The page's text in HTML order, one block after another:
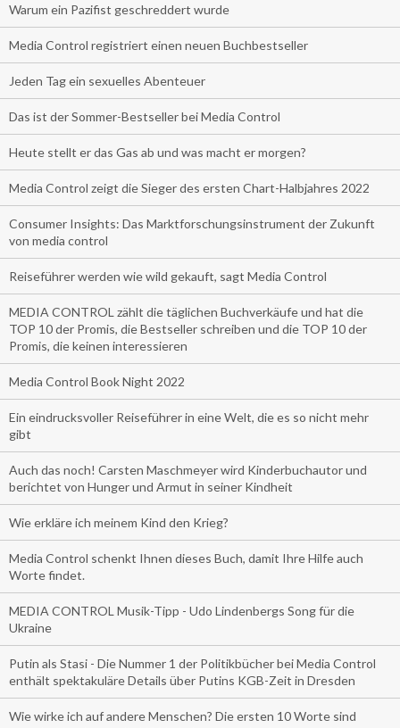
Warum ein Pazifist geschreddert wurde
Media Control registriert einen neuen Buchbestseller
Jeden Tag ein sexuelles Abenteuer
Das ist der Sommer-Bestseller bei Media Control
Heute stellt er das Gas ab und was macht er morgen?
Media Control zeigt die Sieger des ersten Chart-Halbjahres 2022
Consumer Insights: Das Marktforschungsinstrument der Zukunft
von media control
Reiseführer werden wie wild gekauft, sagt Media Control
MEDIA CONTROL zählt die täglichen Buchverkäufe und hat die
TOP 10 der Promis, die Bestseller schreiben und die TOP 10 der
Promis, die keinen interessieren
Media Control Book Night 2022
Ein eindrucksvoller Reiseführer in eine Welt, die es so nicht mehr
gibt
Auch das noch! Carsten Maschmeyer wird Kinderbuchautor und
berichtet von Hunger und Armut in seiner Kindheit
Wie erkläre ich meinem Kind den Krieg?
Media Control schenkt Ihnen dieses Buch, damit Ihre Hilfe auch
Worte findet.
MEDIA CONTROL Musik-Tipp - Udo Lindenbergs Song für die
Ukraine
Putin als Stasi - Die Nummer 1 der Politikbücher bei Media Control
enthält spektakuläre Details über Putins KGB-Zeit in Dresden
Wie wirke ich auf andere Menschen? Die ersten 10 Worte sind